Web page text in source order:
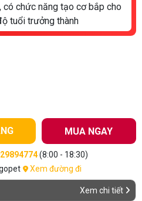
Chính sách bảo mật
đổi trả
có chức năng tạo cơ bắp cho
tuổi trưởng thành
MUA NGAY
(8:00 - 18:30)
Xem đường đi
Xem chi tiết